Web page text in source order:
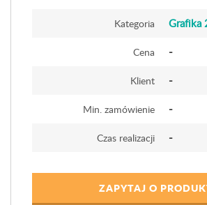
Kategoria Grafika
Cena -
Klient -
Min. zamówienie -
Czas realizacji -
ZAPYTAJ O